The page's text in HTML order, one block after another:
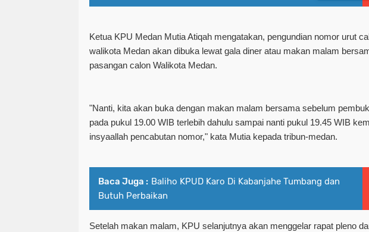
Ketua KPU Medan Mutia Atiqah mengatakan, pengundian nomor urut
walikota Medan akan dibuka lewat gala diner atau makan malam
pasangan calon Walikota Medan.
"Nanti, kita akan buka dengan makan malam bersama sebelum
pada pukul 19.00 WIB terlebih dahulu sampai nanti pukul 19.45 WIB
insyaallah pencabutan nomor," kata Mutia kepada tribun-medan.
Baca Juga : Baliho KPUD Karo Di Kabanjahe Tumbang dan
Butuh Perbaikan
Setelah makan malam, KPU selanjutnya akan menggelar rapat pleno